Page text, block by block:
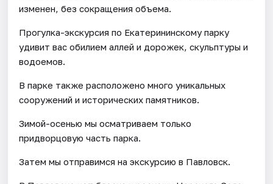
изменен, без сокращения объема.
Прогулка-экскурсия по Екатерининскому парку
удивит вас обилием аллей и дорожек, скульптуры и
водоемов.
В парке также расположено много уникальных
сооружений и исторических памятников.
Зимой-осенью мы осматриваем только
придворцовую часть парка.
Затем мы отправимся на экскурсию в Павловск.